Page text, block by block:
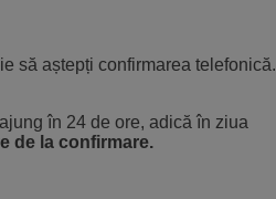
să aștepți confirmarea telefonică.
în 24 de ore, adică în ziua
de la confirmare.